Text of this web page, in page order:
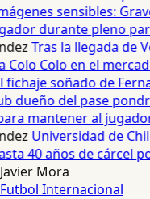
sensibles:
durante pleno
Tras la llegada de
Colo en el
fichaje soñado de
dueño del pase
mantener al
Universidad de
40 años de cárcel
Javier Mora
Futbol Internacional